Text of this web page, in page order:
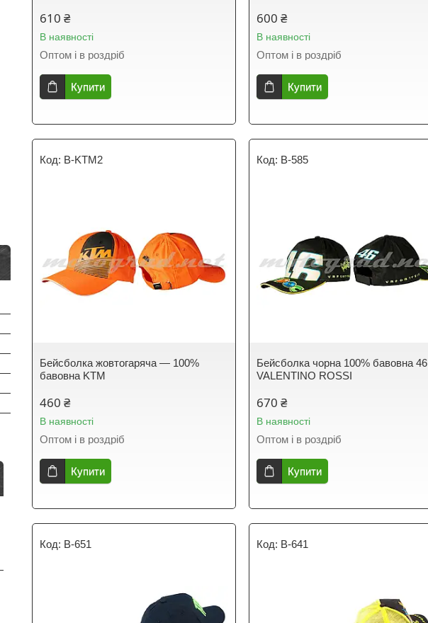
610 ₴
В наявності
Оптом і в роздріб
Купити
600 ₴
В наявності
Оптом і в роздріб
Купити
B-KTM2
Бейсболка жовтогаряча — 100%
бавовна KTM
460 ₴
В наявності
Оптом і в роздріб
Купити
B-585
Бейсболка чорна 100% бавовна 46
VALENTINO ROSSI
670 ₴
В наявності
Оптом і в роздріб
Купити
B-651 B-641